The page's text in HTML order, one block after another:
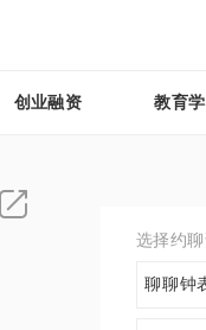
创业融资 教育
选择约
聊聊钟